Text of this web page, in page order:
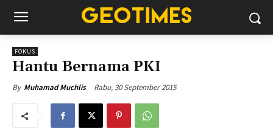
FOKUS
Hantu Bernama PKI
By Muhamad Muchlis Rabu, 30 September 2015